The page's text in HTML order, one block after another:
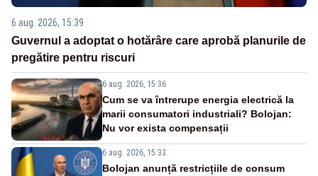
6 aug. 2026, 15:39
Guvernul a adoptat o hotărâre care aprobă planurile de
pregătire pentru riscuri
6 aug. 2026, 15:36
Cum se va întrerupe energia electrică la
marii consumatori industriali? Bolojan:
Nu vor exista compensații
6 aug. 2026, 15:33
Bolojan anunță restricțiile de consum